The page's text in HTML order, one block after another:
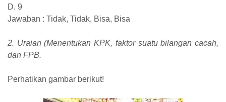
D. 9
Jawaban : Tidak, Tidak, Bisa, Bisa
2. Uraian (Menentukan KPK, faktor suatu bilangan cacah,
dan FPB.
Perhatikan gambar berikut!